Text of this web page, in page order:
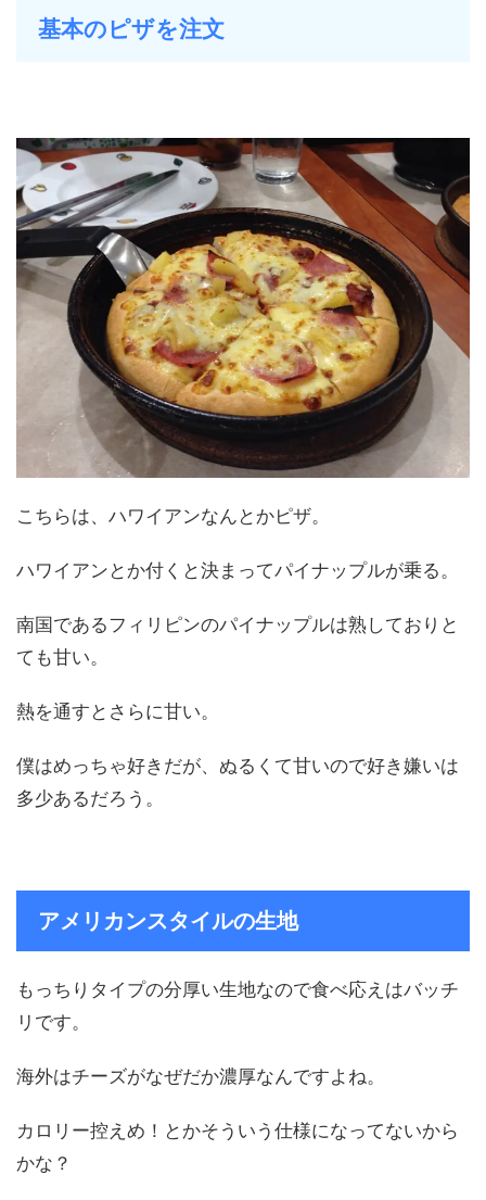
基本のピザを注文
こちらは、ハワイアンなんとかピザ。
ハワイアンとか付くと決まってパイナップルが乗る。
南国であるフィリピンのパイナップルは熟しておりと
ても甘い。
熱を通すとさらに甘い。
僕はめっちゃ好きだが、ぬるくて甘いので好き嫌いは
多少あるだろう。
アメリカンスタイルの生地
もっちりタイプの分厚い生地なので食べ応えはバッチ
リです。
海外はチーズがなぜだか濃厚なんですよね。
カロリー控えめ！とかそういう仕様になってないから
かな？